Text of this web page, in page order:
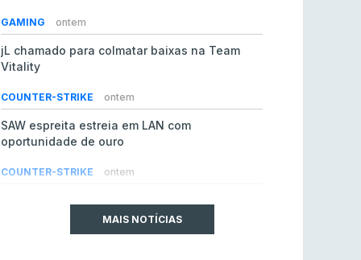
GAMING ontem
jL chamado para colmatar baixas na Team
Vitality
COUNTER-STRIKE ontem
SAW espreita estreia em LAN com
oportunidade de ouro
COUNTER-STRIKE ontem
do Counter-Strike 2MAIS NOTÍCIAS